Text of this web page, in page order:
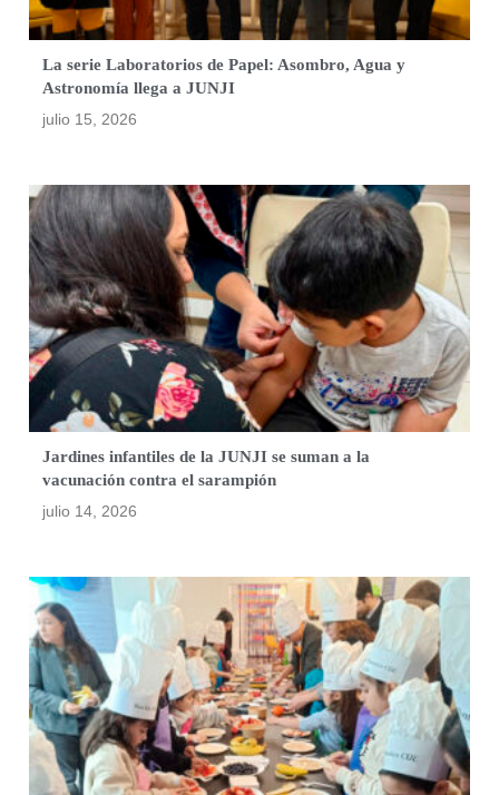
La serie Laboratorios de Papel: Asombro, Agua y
Astronomía llega a JUNJI
julio 15, 2026
Jardines infantiles de la JUNJI se suman a la
vacunación contra el sarampión
julio 14, 2026